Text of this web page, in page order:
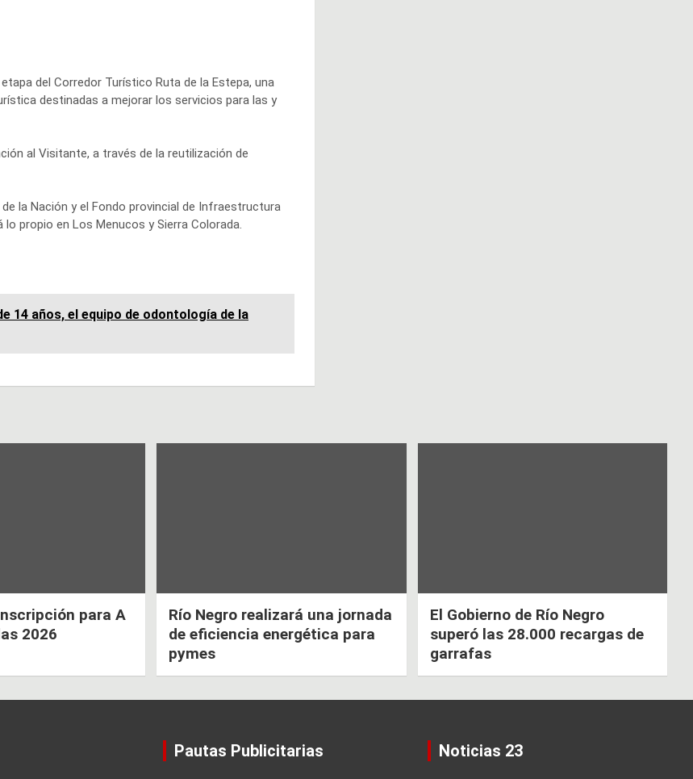
del Corredor Turístico Ruta de la Estepa, una
destinadas a mejorar los servicios para las y
al Visitante, a través de la reutilización de
la Nación y el Fondo provincial de Infraestructura
propio en Los Menucos y Sierra Colorada.
14 años, el equipo de odontología de la
para A
2026
Río Negro realizará una jornada
de eficiencia energética para
pymes
El Gobierno de Río Negro
superó las 28.000 recargas de
garrafas
Pautas Publicitarias Noticias 23